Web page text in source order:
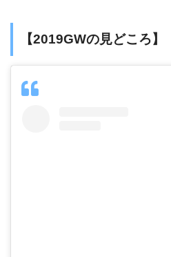
【2019GWの見どころ】